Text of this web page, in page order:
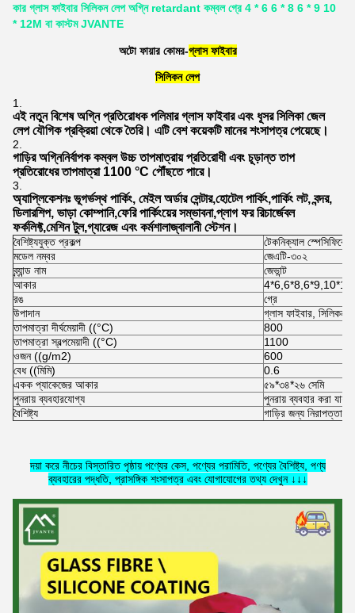
কার গ্লাস ফাইবার সিলিকন লেপ অগ্নি retardant কম্বল গ্রে 4 * 6 6 * 8 6 * 9 10
* 12M বা কাস্টম JVANTE
অটো ফায়ার কোমর-গ্লাস ফাইবার
সিলিকন লেপ
এই নতুন বিশেষ অগ্নি প্রতিরোধক পলিমার গ্লাস ফাইবার এবং ধূসর সিলিকা জেল
লেপ যৌগিক প্রক্রিয়া থেকে তৈরি। এটি বেশ কয়েকটি মানের শংসাপত্র পেয়েছে।
গাড়ির অগ্নিনির্বাপক কম্বল উচ্চ তাপমাত্রায় প্রতিরোধী এবং চূড়ান্ত তাপ
প্রতিরোধের তাপমাত্রা 1100 °C পৌঁছতে পারে।
অ্যাপ্লিকেশনঃ ভূগর্ভস্থ পার্কিং, মেইল অর্ডার সেন্টার,হোটেল পার্কিং,পার্কিং লট, বন্দর,
ডিলারশিপ, ভাড়া কোম্পানি,ফেরি পার্কিংয়ের সম্ভাবনা,প্লাগ ফর রিচার্জেবল
ফর্কলিফ্ট,মেশিন টুল,গ্যারেজ এবং কর্মশালাজ্বালানী স্টেশন।
বৈশিষ্ট্যযুক্ত প্রকল্প
টেকনিক্যাল
মডেল নম্বর
জেএটি-৩০২
ব্র্যান্ড নাম
জেভান্ট
আকার
রঙ
গ্রে
উপাদান
গ্লাস ফাইবার, সিলিকন
তাপমাত্রা দীর্ঘমেয়াদী ((°C)
800
তাপমাত্রা স্বল্পমেয়াদী ((°C)
1100
ওজন ((g/m2)
600
বেধ ((মিমি)
0.6
একক প্যাকেজের আকার
৫৯*৩৪*২৬ সেমি
পুনরায় ব্যবহারযোগ্য
পুনরায় ব্যবহার করা যায়
বৈশিষ্ট্য
গাড়ির জন্য নিরাপত্তা
দয়া করে নীচের বিস্তারিত পৃষ্ঠায় পণ্যের কেস, পণ্যের পরামিতি, পণ্যের বৈশিষ্ট্য, পণ্য
ব্যবহারের পদ্ধতি, প্রাসঙ্গিক শংসাপত্র এবং যোগাযোগের তথ্য দেখুন ↓↓↓